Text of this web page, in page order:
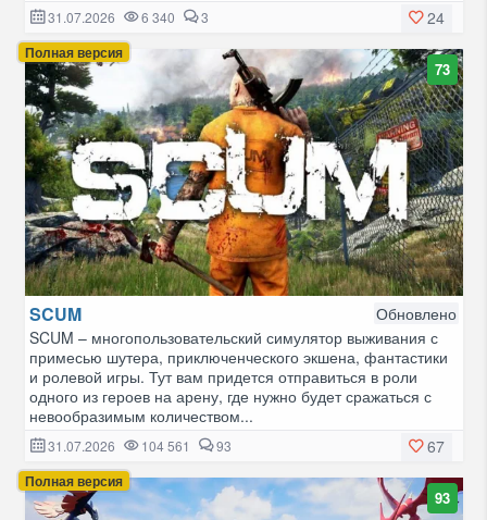
24
31.07.2026 6 340 3
Полная версия
73
SCUM
Обновлено
SCUM – многопользовательский симулятор выживания с
примесью шутера, приключенческого экшена, фантастики
и ролевой игры. Тут вам придется отправиться в роли
одного из героев на арену, где нужно будет сражаться с
невообразимым количеством...
67
31.07.2026 104 561 93
Полная версия
93